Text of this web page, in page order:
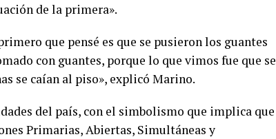
de la primera».
que pensé es que se pusieron los guantes
con guantes, porque lo que vimos fue que se
se caían al piso», explicó Marino.
del país, con el simbolismo que implica que
Primarias, Abiertas, Simultáneas y